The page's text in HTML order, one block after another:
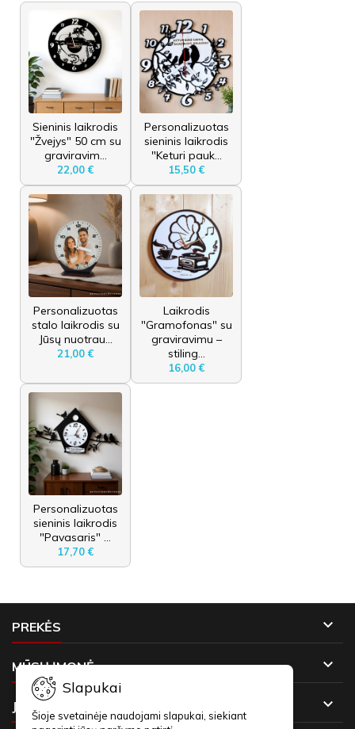
Sieninis laikrodis
"Žvejys" 50 cm su
graviravim...
22,00 €
Personalizuotas
sieninis laikrodis
"Keturi pauk...
15,50 €
Personalizuotas
stalo laikrodis su
Jūsų nuotrau...
21,00 €
Laikrodis
"Gramofonas" su
graviravimu –
stiling...
16,00 €
Personalizuotas
sieninis laikrodis
"Pavasaris" ...
17,70 €
PREKĖS 
MŪSŲ ĮMONĖ 
JŪSŲ PASKYRA 
Slapukai
Šioje svetainėje naudojami slapukai, siekiant